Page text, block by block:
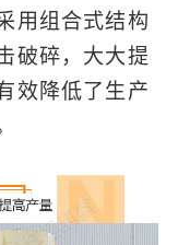
用组合式结构
破碎，大大提
效降低了生产